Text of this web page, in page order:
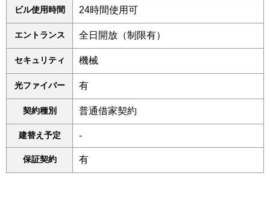
ビル使用時間 24時間使用可
エントランス 全日開放（制限有）
セキュリティ 機械
光ファイバー 有
契約種別 普通借家契約
建替え予定 -
保証契約 有